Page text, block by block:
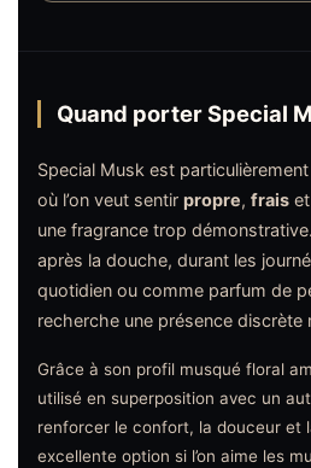
Quand porter Special
Special Musk est
où l’on veut sentir propre, frais et
une fragrance trop
après la douche, durant les
quotidien ou comme parfum de
recherche une présence discrète
Grâce à son profil musqué floral
utilisé en superposition avec un
renforcer le confort, la douceur et
excellente option si l’on aime les